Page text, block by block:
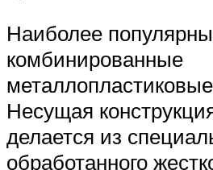
Наиболее
комбинированные
Несущая
делается из
обработанного